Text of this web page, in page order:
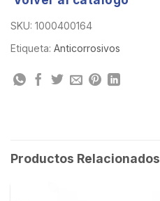
SKU: 1000400164
Etiqueta: Anticorrosivos
Productos Relacionados